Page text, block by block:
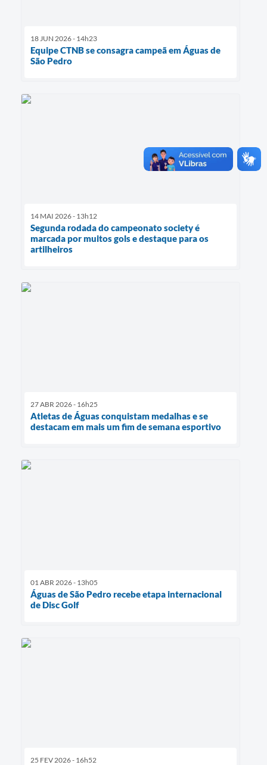
18 JUN 2026 - 14h23
Equipe CTNB se consagra campeã em Águas de
São Pedro
14 MAI 2026 - 13h12
Segunda rodada do campeonato society é
marcada por muitos gols e destaque para os
artilheiros
27 ABR 2026 - 16h25
Atletas de Águas conquistam medalhas e se
destacam em mais um fim de semana esportivo
01 ABR 2026 - 13h05
Águas de São Pedro recebe etapa internacional
de Disc Golf
25 FEV 2026 - 16h52